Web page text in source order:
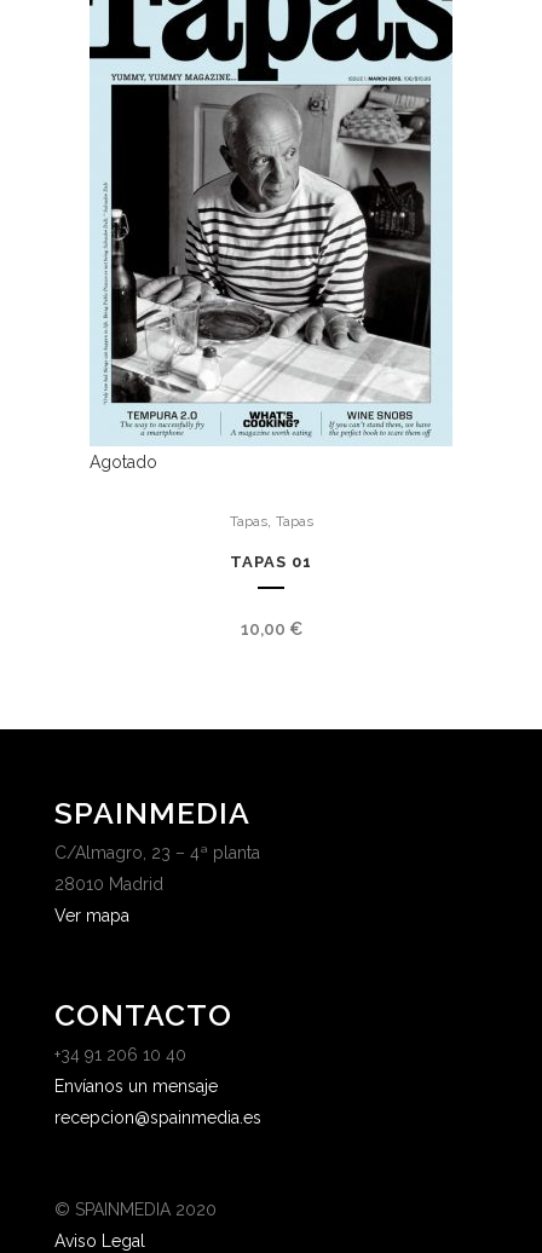
Agotado
Tapas, Tapas
TAPAS 01
10,00 €
SPAINMEDIA
C/Almagro, 23 – 4ª planta
28010 Madrid
Ver mapa
CONTACTO
+34 91 206 10 40
Envíanos un mensaje
recepcion@spainmedia.es
© SPAINMEDIA 2020
Aviso Legal